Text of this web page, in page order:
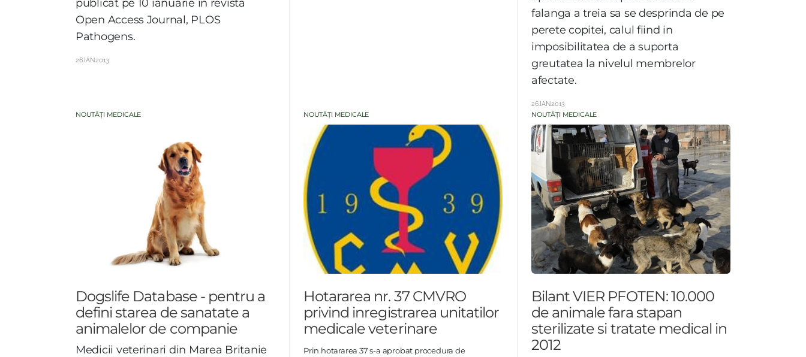
publicat pe 10 ianuarie in revista
Open Access Journal, PLOS
Pathogens.
26.IAN.2013
falanga a treia sa se desprinda de pe
perete copitei, calul fiind in
imposibilitatea de a suporta
greutatea la nivelul membrelor
afectate.
26.IAN.2013
NOUTĂȚI MEDICALE
Dogslife Database - pentru a
defini starea de sanatate a
animalelor de companie
Medicii veterinari din Marea Britanie
NOUTĂȚI MEDICALE
Hotararea nr. 37 CMVRO
privind inregistrarea unitatilor
medicale veterinare
Prin hotararea 37 s-a aprobat procedura de
NOUTĂȚI MEDICALE
Bilant VIER PFOTEN: 10.000
de animale fara stapan
sterilizate si tratate medical in
2012